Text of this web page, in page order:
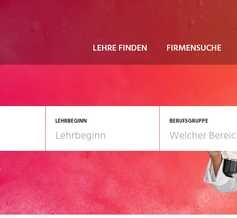
LEHRE FINDEN FIRMENSUCHE
LEHRBEGINN BERUFSGRUPPE
Gesundheit/Pflege/Soziales
Telco
Kultur